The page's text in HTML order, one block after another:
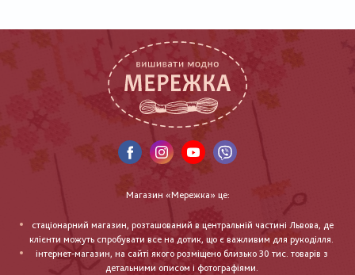
Магазин «Мережка» це:
стаціонарний магазин, розташований в центральній частині Львова, де
клієнти можуть спробувати все на дотик, що є важливим для рукоділля.
інтернет-магазин, на сайті якого розміщено близько 30 тис. товарів з
детальними описом і фотографіями.